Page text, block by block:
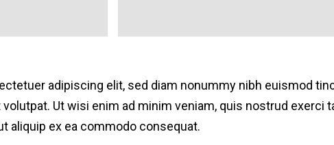
adipiscing elit, sed diam nonummy nibh euismod
volutpat. Ut wisi enim ad minim veniam, quis nostrud exerci
aliquip ex ea commodo consequat.